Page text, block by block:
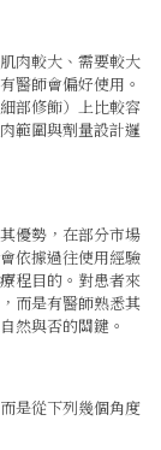
肉較大、需要較大
醫師會偏好使用。
部修飾）上比較容
範圍與劑量設計邏
優勢，在部分市場
依據過往使用經驗
程目的。對患者來
而是有醫師熟悉其
然與否的關鍵。
是從下列幾個角度